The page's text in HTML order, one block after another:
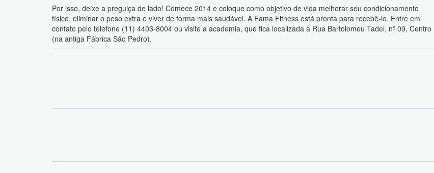
Por isso, deixe a preguiça de lado! Comece 2014 e coloque como objetivo de vida melhorar seu condicionamento
físico, eliminar o peso extra e viver de forma mais saudável. A Fama Fitness está pronta para recebê-lo. Entre em
contato pelo telefone (11) 4403-8004 ou visite a academia, que fica localizada à Rua Bartolomeu Tadei, nº 09, Centro
(na antiga Fábrica São Pedro).